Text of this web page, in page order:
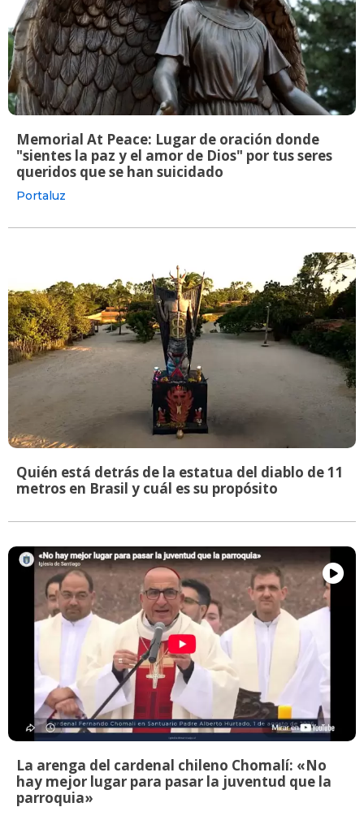
Memorial At Peace: Lugar de oración donde
"sientes la paz y el amor de Dios" por tus seres
queridos que se han suicidado
Portaluz
Quién está detrás de la estatua del diablo de 11
metros en Brasil y cuál es su propósito
La arenga del cardenal chileno Chomalí: «No
hay mejor lugar para pasar la juventud que la
parroquia»